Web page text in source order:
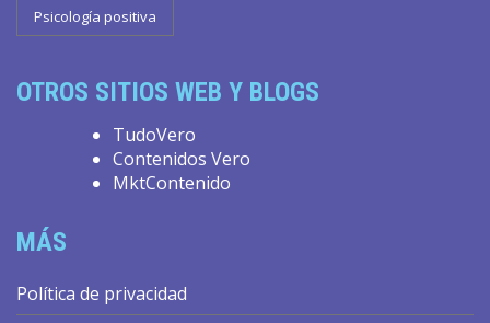
Psicología positiva
OTROS SITIOS WEB Y BLOGS
TudoVero
Contenidos Vero
MktContenido
MÁS
Política de privacidad